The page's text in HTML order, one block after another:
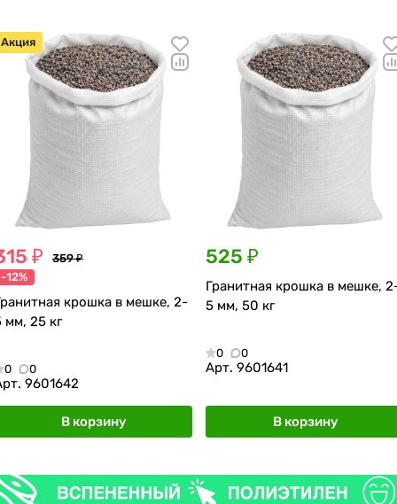
Акция
₽
359 ₽
-12%
крошка в мешке, 2-
мм, 25 кг
0 0
9601642
В корзину
525 ₽
Гранитная крошка в мешке,
5 мм, 50 кг
0 0
Арт. 9601641
В корзину